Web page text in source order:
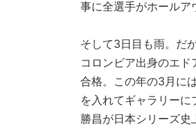
事に全選手がホールア
そして3日目も雨。だ
コロンビア出身のエ
合格。この年の3月に
を入れてギャラリー
勝昌が日本シリーズ